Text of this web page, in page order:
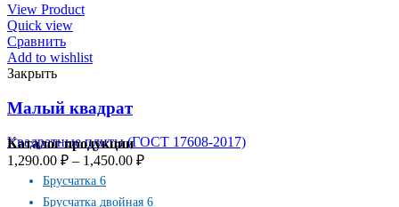
View Product
Quick view
Сравнить
Add to wishlist
Закрыть
Малый квадрат
Квадратные плиты (ГОСТ 17608-2017)
1,290.00 ₽ – 1,450.00 ₽
Каталог продукции
Брусчатка 6
Брусчатка двойная 6